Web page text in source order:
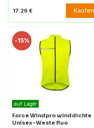
17.29 € Kaufen
-15%
auf Lager
Force Windpro winddichte
Unisex-Weste fluo